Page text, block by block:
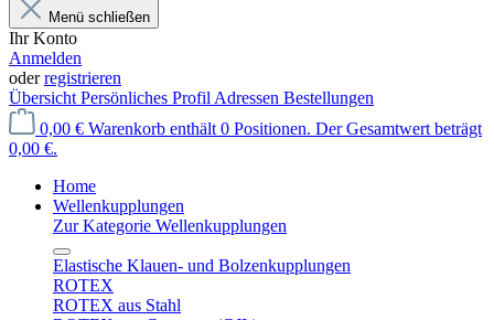
Menü schließen
Ihr Konto
Anmelden
oderregistrieren
Übersicht Persönliches Profil Adressen Bestellungen
0,00 € Warenkorb enthält 0 Positionen. Der Gesamtwert beträgt
0,00 €.
Home
Wellenkupplungen
Zur Kategorie Wellenkupplungen
Elastische Klauen- und Bolzenkupplungen
ROTEX
ROTEX aus Stahl